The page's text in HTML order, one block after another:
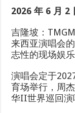
2026 年 6 月 2
吉隆坡：
来西亚演唱会
志性的现场娱
演唱会定于
育场举行，周
华II世界巡回演